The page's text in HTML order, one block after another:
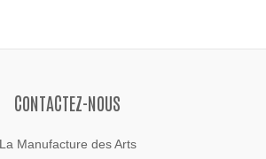
CONTACTEZ-NOUS
La Manufacture des Arts